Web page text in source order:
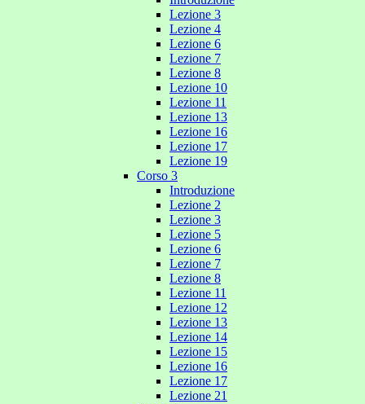
Lezione 3
Lezione 4
Lezione 6
Lezione 7
Lezione 8
Lezione 10
Lezione 11
Lezione 13
Lezione 16
Lezione 17
Lezione 19
Corso 3
Introduzione
Lezione 2
Lezione 3
Lezione 5
Lezione 6
Lezione 7
Lezione 8
Lezione 11
Lezione 12
Lezione 13
Lezione 14
Lezione 15
Lezione 16
Lezione 17
Lezione 21